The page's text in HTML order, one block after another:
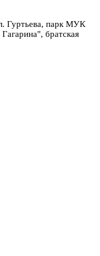
Гуртьева, парк МУК
братская